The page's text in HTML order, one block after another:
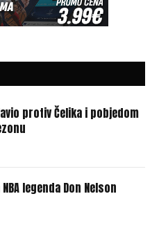
protiv Čelika i pobjedom
legenda Don Nelson